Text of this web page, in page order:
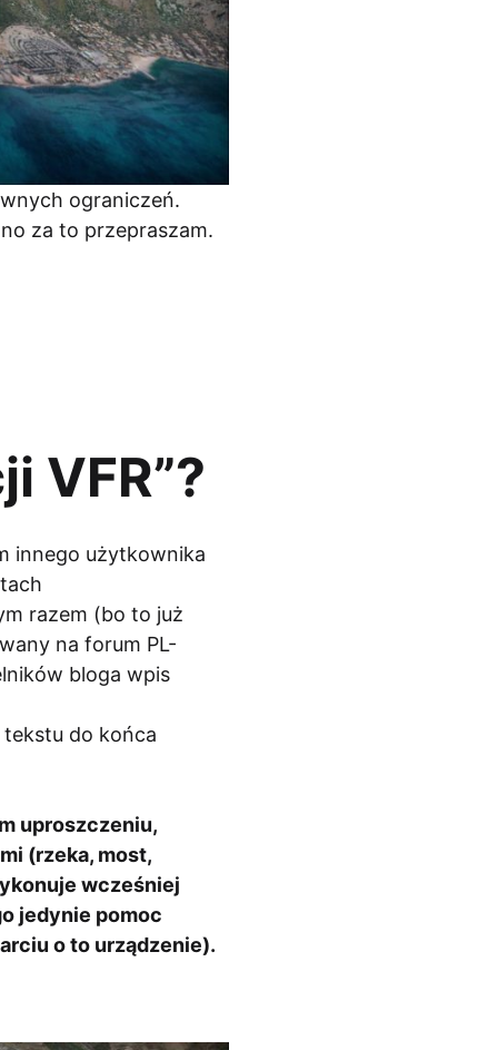
ograniczeń.
za to przepraszam.
VFR”?
innego użytkownika
razem (bo to już
na forum PL-
bloga wpis
tekstu do końca
uproszczeniu,
(rzeka, most,
wcześniej
jedynie pomoc
o to urządzenie).